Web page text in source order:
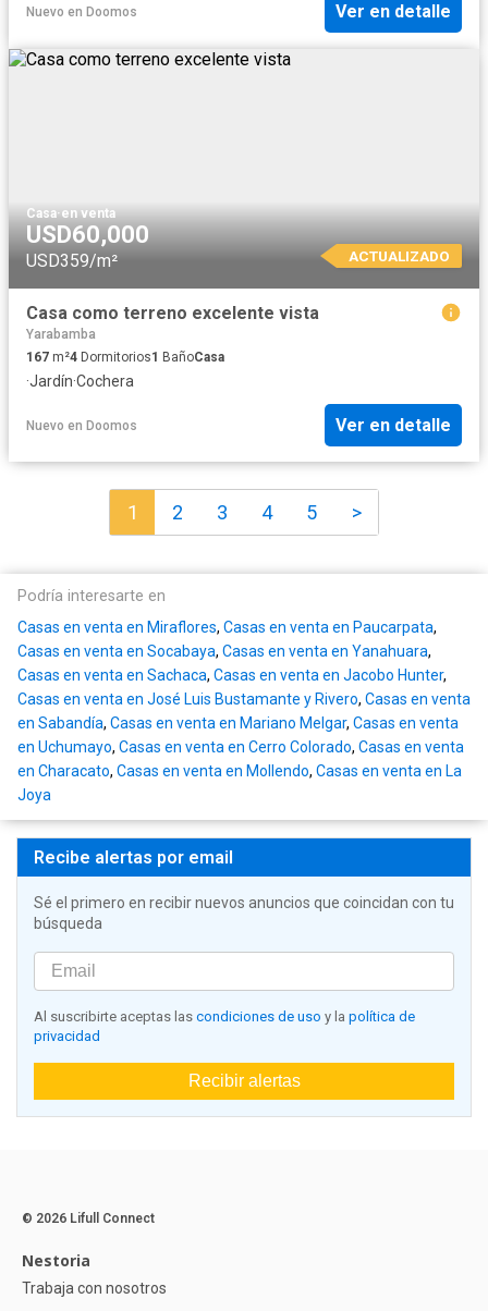
Nuevo en Doomos Ver en detalle
Casa·en venta
USD60,000
USD359/m² ACTUALIZADO
Casa como terreno excelente vista
Yarabamba
167 m²4 Dormitorios1 BañoCasa
·Jardín·Cochera
Nuevo en Doomos Ver en detalle
1 2 3 4 5 >
Podría interesarte en
Casas en venta en Miraflores, Casas en venta en Paucarpata,
Casas en venta en Socabaya, Casas en venta en Yanahuara,
Casas en venta en Sachaca, Casas en venta en Jacobo Hunter,
Casas en venta en José Luis Bustamante y Rivero, Casas en venta
en Sabandía, Casas en venta en Mariano Melgar, Casas en venta
en Uchumayo, Casas en venta en Cerro Colorado, Casas en venta
en Characato, Casas en venta en Mollendo, Casas en venta en La
Joya
Recibe alertas por email
Sé el primero en recibir nuevos anuncios que coincidan con tu
búsqueda
Al suscribirte aceptas las condiciones de uso y la política de
privacidad
Recibir alertas
© 2026 Lifull Connect
Nestoria
Trabaja con nosotros